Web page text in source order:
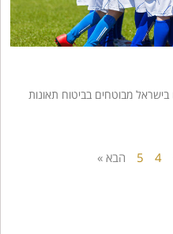
מגיל הגן ועד גיל 18, ילדים בישראל מבוטחים בביטוח תאונות
4
5 הבא »